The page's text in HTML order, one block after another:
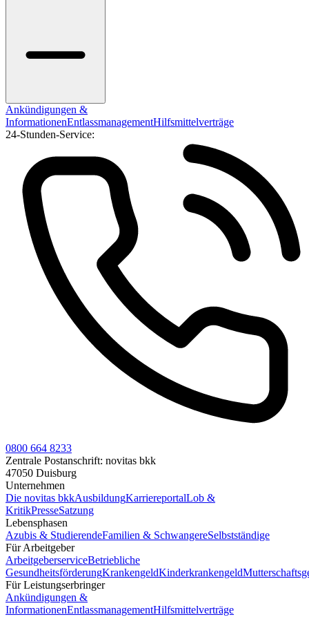
Ankündigungen &
InformationenEntlassmanagementHilfsmittelverträge
24-Stunden-Service:
0800 664 8233
Zentrale Postanschrift: novitas bkk
47050 Duisburg
Unternehmen
Die novitas bkkAusbildungKarriereportalLob &
KritikPresseSatzung
Lebensphasen
Azubis & StudierendeFamilien & SchwangereSelbstständige
Für Arbeitgeber
ArbeitgeberserviceBetriebliche
GesundheitsförderungKrankengeldKinderkrankengeld
Für Leistungserbringer
Ankündigungen &
InformationenEntlassmanagementHilfsmittelverträge